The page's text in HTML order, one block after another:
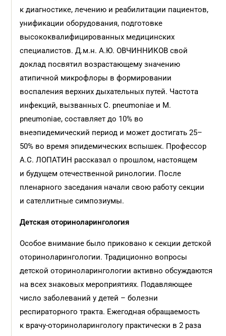
к диагностике, лечению и реабилитации пациентов,
унификации оборудования, подготовке
высококвалифицированных медицинских
специалистов. Д.м.н. А.Ю. ОВЧИННИКОВ свой
доклад посвятил возрастающему значению
атипичной микрофлоры в формировании
воспаления верхних дыхательных путей. Частота
инфекций, вызванных С. pneumoniae и М.
pneumoniae, составляет до 10% во
внеэпидемический период и может достигать 25–
50% во время эпидемических вспышек. Профессор
А.С. ЛОПАТИН рассказал о прошлом, настоящем
и будущем отечественной ринологии. После
пленарного заседания начали свою работу секции
и сателлитные симпозиумы.
Детская оториноларингология
Особое внимание было приковано к секции детской
оториноларингологии. Традиционно вопросы
детской оториноларингологии активно обсуждаются
на всех знаковых мероприятиях. Подавляющее
число заболеваний у детей – болезни
респираторного тракта. Ежегодная обращаемость
к врачу-оториноларингологу практически в 2 раза